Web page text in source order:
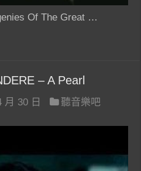
Of The Great …
– A Pearl
月 30 日
聽音樂吧